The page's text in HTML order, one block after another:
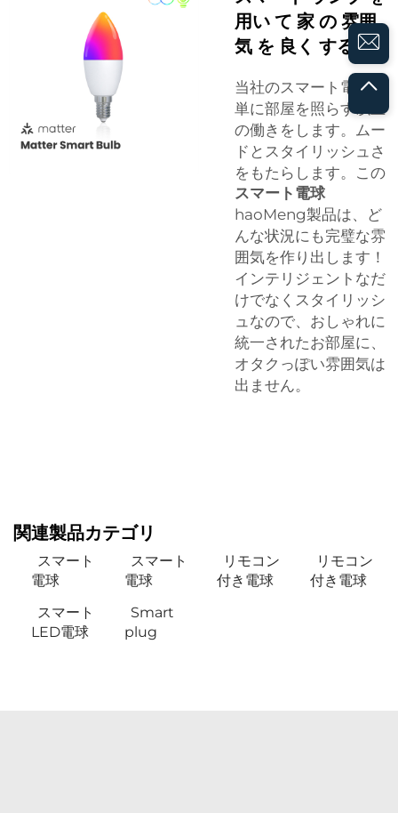
用い て 家 の 雰囲
気 を 良く する
当社のスマート電球は
単に部屋を照らす以上
の働きをします。ムー
ドとスタイリッシュさ
をもたらします。この
スマート電球
haoMeng製品は、ど
んな状況にも完璧な雰
囲気を作り出します！
インテリジェントなだ
けでなくスタイリッシ
ュなので、おしゃれに
統一されたお部屋に、
オタクっぽい雰囲気は
出ません。
関連製品カテゴリ
スマート
電球
スマート
電球
リモコン
付き電球
リモコン
付き電球
スマート
LED電球
Smart
plug